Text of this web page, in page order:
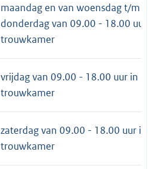
maandag en van woensdag t/m
donderdag van 09.00 - 18.00 uur
trouwkamer
vrijdag van 09.00 - 18.00 uur in de
trouwkamer
zaterdag van 09.00 - 18.00 uur in
trouwkamer